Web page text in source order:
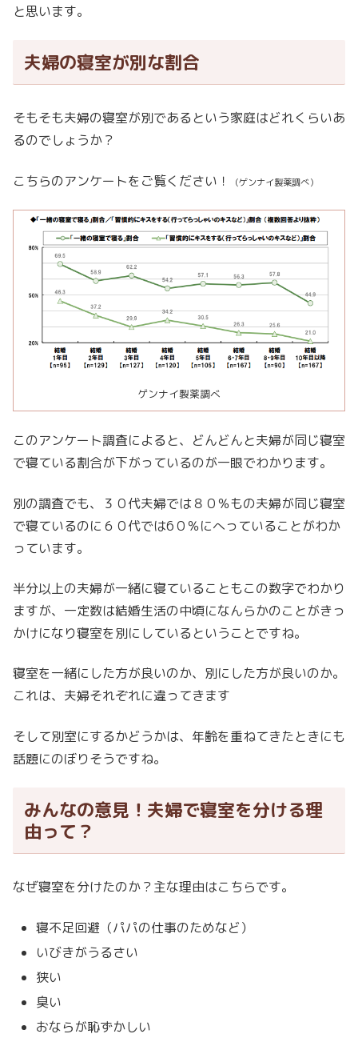
と思います。
夫婦の寝室が別な割合
そもそも夫婦の寝室が別であるという家庭はどれくらいあ
るのでしょうか？
こちらのアンケートをご覧ください！ （ゲンナイ製薬調べ）
ゲンナイ製薬調べ
このアンケート調査によると、どんどんと夫婦が同じ寝室
で寝ている割合が下がっているのが一眼でわかります。
別の調査でも、３０代夫婦では８０％もの夫婦が同じ寝室
で寝ているのに６０代では6０％にへっていることがわか
っています。
半分以上の夫婦が一緒に寝ていることもこの数字でわかり
ますが、一定数は結婚生活の中頃になんらかのことがきっ
かけになり寝室を別にしているということですね。
寝室を一緒にした方が良いのか、別にした方が良いのか。
これは、夫婦それぞれに違ってきます
そして別室にするかどうかは、年齢を重ねてきたときにも
話題にのぼりそうですね。
みんなの意見！夫婦で寝室を分ける理
由って？
なぜ寝室を分けたのか？主な理由はこちらです。
寝不足回避（パパの仕事のためなど）
いびきがうるさい
狭い
臭い
おならが恥ずかしい